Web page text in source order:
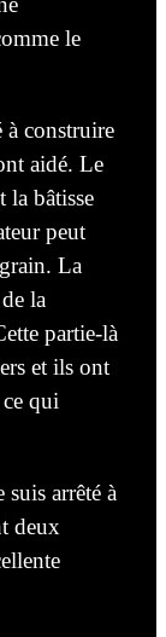
le
à construire
aidé. Le
la bâtisse
peut
La
la
partie-là
et ils ont
qui
arrêté à
deux